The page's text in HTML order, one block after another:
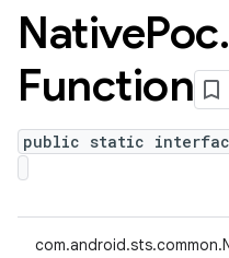
NativePoc.
Function
public static